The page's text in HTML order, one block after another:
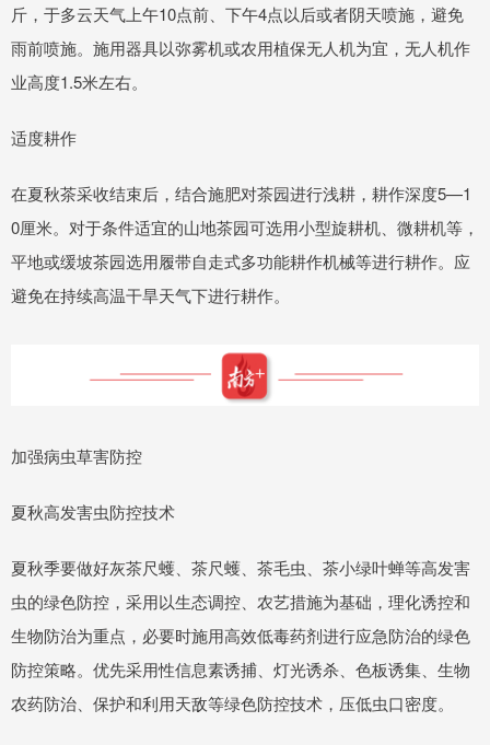
斤，于多云天气上午10点前、下午4点以后或者阴天喷施，避免
雨前喷施。施用器具以弥雾机或农用植保无人机为宜，无人机作
业高度1.5米左右。
适度耕作
在夏秋茶采收结束后，结合施肥对茶园进行浅耕，耕作深度5—1
0厘米。对于条件适宜的山地茶园可选用小型旋耕机、微耕机等，
平地或缓坡茶园选用履带自走式多功能耕作机械等进行耕作。应
避免在持续高温干旱天气下进行耕作。
加强病虫草害防控
夏秋高发害虫防控技术
夏秋季要做好灰茶尺蠖、茶尺蠖、茶毛虫、茶小绿叶蝉等高发害
虫的绿色防控，采用以生态调控、农艺措施为基础，理化诱控和
生物防治为重点，必要时施用高效低毒药剂进行应急防治的绿色
防控策略。优先采用性信息素诱捕、灯光诱杀、色板诱集、生物
农药防治、保护和利用天敌等绿色防控技术，压低虫口密度。